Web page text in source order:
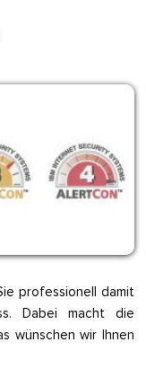
professionell damit
Dabei macht die
wünschen wir Ihnen